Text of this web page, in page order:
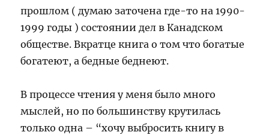
прошлом ( думаю заточена где-то на 1990-
1999 годы ) состоянии дел в Канадском
обществе. Вкратце книга о том что богатые
богатеют, а бедные беднеют.
В процессе чтения у меня было много
мыслей, но по большинству крутилась
только одна – “хочу выбросить книгу в